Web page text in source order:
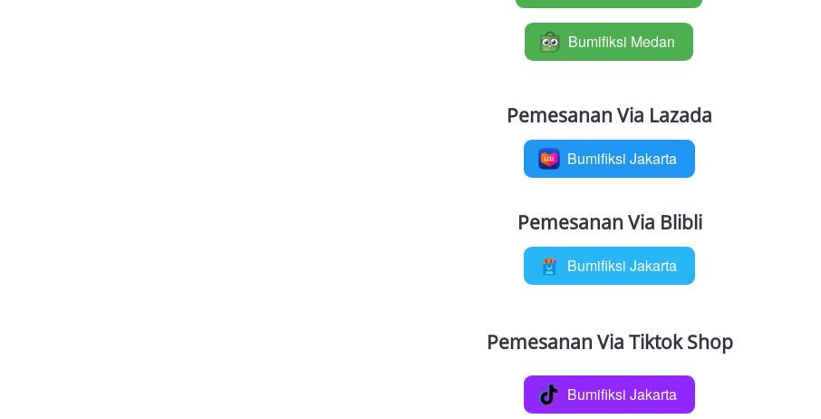
` Bumifiksi Medan
Pemesanan Via Lazada
` Bumifiksi Jakarta
Pemesanan Via Blibli
` Bumifiksi Jakarta
Pemesanan Via Tiktok Shop
` Bumifiksi Jakarta